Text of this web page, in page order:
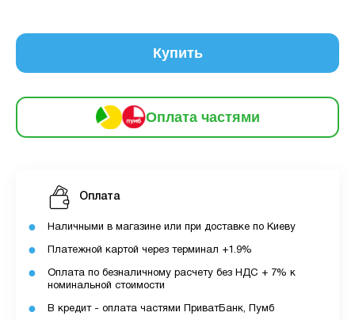
Купить
Оплата частями
придбати товар в розстрочку.
застосунку ПУМБ.
Максимальна сума розстрочки дорівнює
вашому доступному ліміту в додатку.
чи прихованих платежів.
Оплата
Наличными в магазине или при доставке по Киеву
Платежной картой через терминал +1.9%
Оплата по безналичному расчету без НДС + 7% к
номинальной стоимости
В кредит - оплата частями ПриватБанк, Пумб